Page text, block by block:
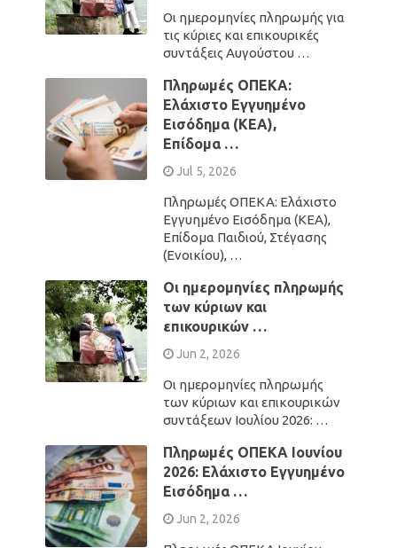
Οι ημερομηνίες πληρωμής για
τις κύριες και επικουρικές
συντάξεις Αυγούστου …
Πληρωμές ΟΠΕΚΑ:
Ελάχιστο Εγγυημένο
Εισόδημα (ΚΕΑ),
Επίδομα …
Jul 5, 2026
Πληρωμές ΟΠΕΚΑ: Ελάχιστο
Εγγυημένο Εισόδημα (ΚΕΑ),
Επίδομα Παιδιού, Στέγασης
(Ενοικίου), …
Οι ημερομηνίες πληρωμής
των κύριων και
επικουρικών …
Jun 2, 2026
Οι ημερομηνίες πληρωμής
των κύριων και επικουρικών
συντάξεων Ιουλίου 2026: …
Πληρωμές ΟΠΕΚΑ Ιουνίου
2026: Ελάχιστο Εγγυημένο
Εισόδημα …
Jun 2, 2026